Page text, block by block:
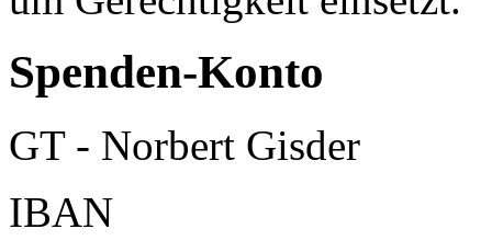
Spenden-Konto
GT - Norbert Gisder
IBAN